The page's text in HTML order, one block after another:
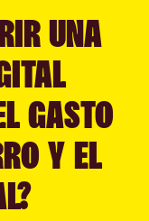
UNA
GASTO
Y EL